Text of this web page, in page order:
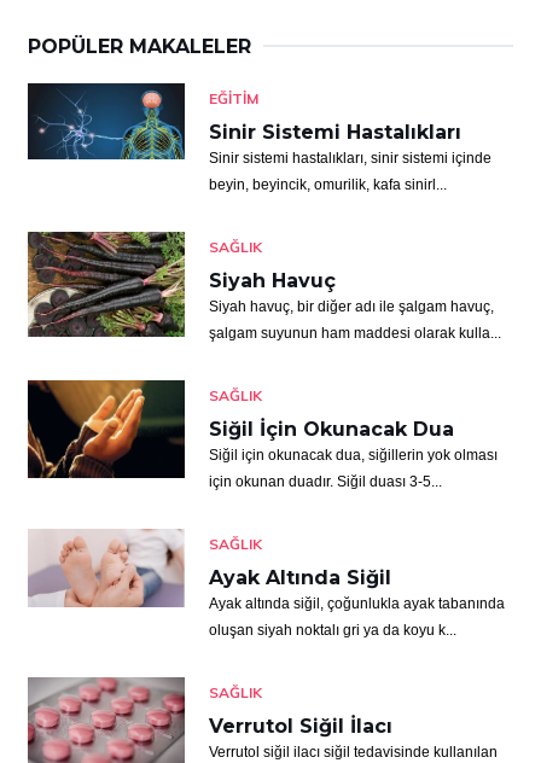
POPÜLER MAKALELER
EĞITIM
Sinir Sistemi Hastalıkları
Sinir sistemi hastalıkları, sinir sistemi içinde
beyin, beyincik, omurilik, kafa sinirl...
SAĞLIK
Siyah Havuç
Siyah havuç, bir diğer adı ile şalgam havuç,
şalgam suyunun ham maddesi olarak kulla...
SAĞLIK
Siğil İçin Okunacak Dua
Siğil için okunacak dua, siğillerin yok olması
için okunan duadır. Siğil duası 3-5...
SAĞLIK
Ayak Altında Siğil
Ayak altında siğil, çoğunlukla ayak tabanında
oluşan siyah noktalı gri ya da koyu k...
SAĞLIK
Verrutol Siğil İlacı
Verrutol siğil ilacı siğil tedavisinde kullanılan